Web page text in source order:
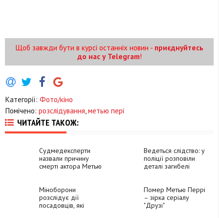
Щоб завжди бути в курсі останніх новин - приєднуйтесь
до нас у Telegram!
Категорії: Фото/кіно
Помічено: розслідування метью пері
ЧИТАЙТЕ ТАКОЖ:
Судмедексперти
назвали причину
смерті актора Метью
Ведеться слідство: у
поліції розповіли
деталі загибелі
Міноборони
розслідує дії
посадовців, які
Помер Метью Перрі
– зірка серіалу
"Друзі"